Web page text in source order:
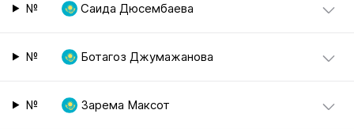
№ Саида Дюсембаева
№ Ботагоз Джумажанова
№ Зарема Максот